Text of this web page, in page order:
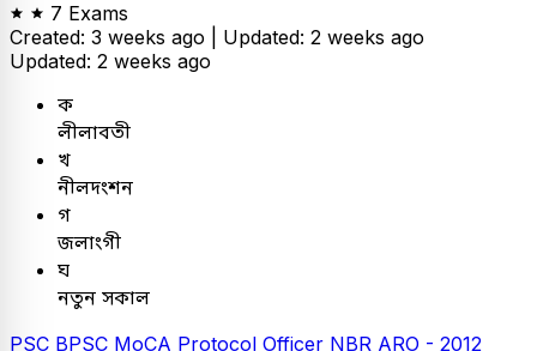
7 Exams
Created: 3 weeks ago | Updated: 2 weeks ago
Updated: 2 weeks ago
ক
লীলাবতী
খ
নীলদংশন
গ
জলাংগী
ঘ
নতুন সকাল
PSC BPSC MoCA Protocol Officer NBR ARO - 2012